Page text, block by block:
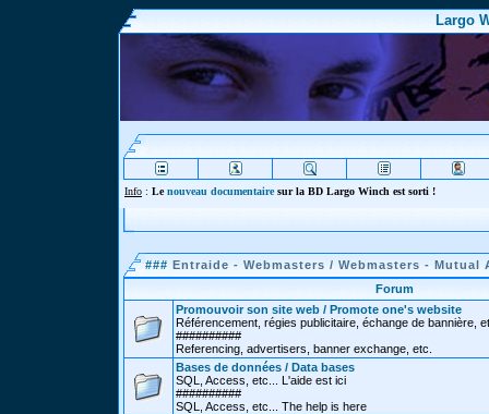
Largo
Info : Lenouveau documentairesur la BD Largo Winch est sorti !
### Entraide - Webmasters / Webmasters - Mutual
Forum
Promouvoir son site web / Promote one's website
Référencement, régies publicitaire, échange de bannière,
##########
Referencing, advertisers, banner exchange, etc.
Bases de données / Data bases
SQL, Access, etc... L'aide est ici
##########
SQL, Access, etc... The help is here